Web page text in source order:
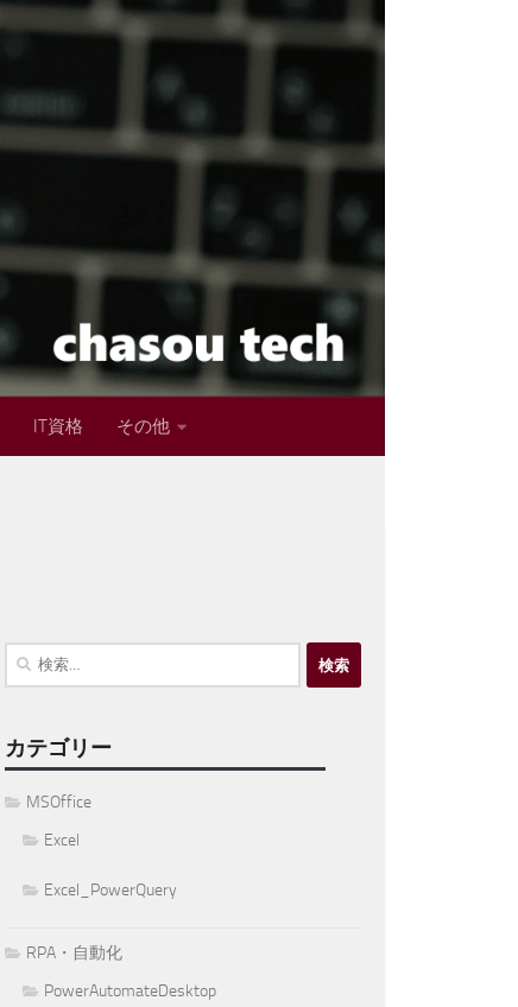
IT資格 その他
検
カテゴリー
MSOffice
Excel
Excel_PowerQuery
RPA・自動化
PowerAutomateDesktop